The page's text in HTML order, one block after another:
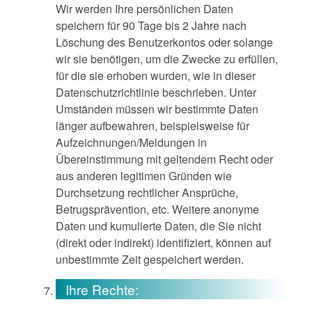
Wir werden Ihre persönlichen Daten
speichern für 90 Tage bis 2 Jahre nach
Löschung des Benutzerkontos oder solange
wir sie benötigen, um die Zwecke zu erfüllen,
für die sie erhoben wurden, wie in dieser
Datenschutzrichtlinie beschrieben. Unter
Umständen müssen wir bestimmte Daten
länger aufbewahren, beispielsweise für
Aufzeichnungen/Meldungen in
Übereinstimmung mit geltendem Recht oder
aus anderen legitimen Gründen wie
Durchsetzung rechtlicher Ansprüche,
Betrugsprävention, etc. Weitere anonyme
Daten und kumulierte Daten, die Sie nicht
(direkt oder indirekt) identifiziert, können auf
unbestimmte Zeit gespeichert werden.
Ihre Rechte: